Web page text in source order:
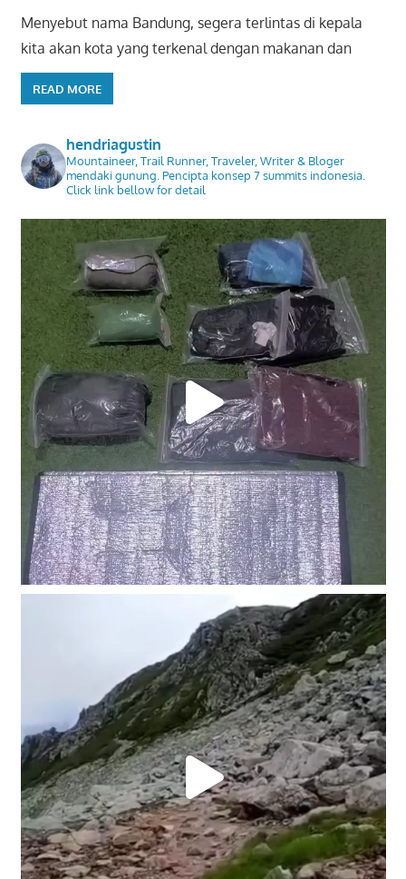
Menyebut nama Bandung, segera terlintas di kepala
kita akan kota yang terkenal dengan makanan dan
READ MORE
hendriagustin
Mountaineer, Trail Runner, Traveler, Writer & Bloger
mendaki gunung. Pencipta konsep 7 summits indonesia.
Click link bellow for detail